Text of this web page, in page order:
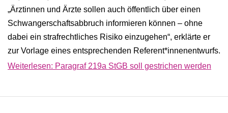
„Ärztinnen und Ärzte sollen auch öffentlich über einen
Schwangerschaftsabbruch informieren können – ohne
dabei ein strafrechtliches Risiko einzugehen“, erklärte er
zur Vorlage eines entsprechenden Referent*innenentwurfs.
Weiterlesen: Paragraf 219a StGB soll gestrichen werden